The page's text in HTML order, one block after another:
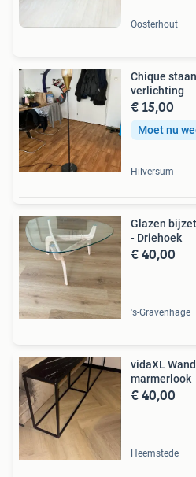
Oosterhout
Chique
verlichting
€ 15,00
Moet nu
Hilversum
Glazen
- Driehoek
€ 40,00
's-Gravenhage
vidaXL
marmerlook
€ 40,00
Heemstede